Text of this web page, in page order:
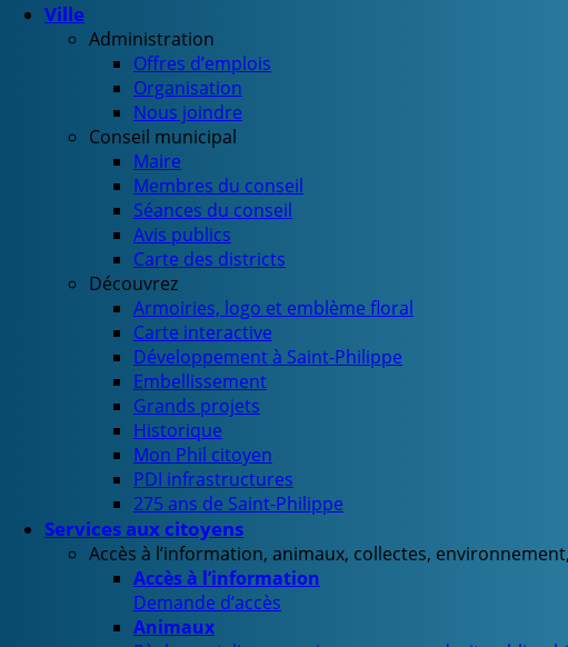
Ville
Administration
Offres d’emplois
Organisation
Nous joindre
Conseil municipal
Maire
Membres du conseil
Séances du conseil
Avis publics
Carte des districts
Découvrez
Armoiries, logo et emblème floral
Carte interactive
Développement à Saint-Philippe
Embellissement
Grands projets
Historique
Mon Phil citoyen
PDI infrastructures
275 ans de Saint-Philippe
Services aux citoyens
Accès à l’information, animaux, collectes,
Accès à l’information
Demande d’accès
Animaux